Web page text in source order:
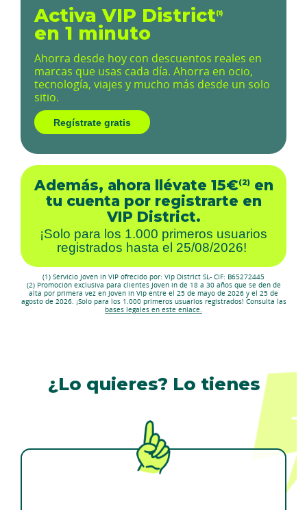
Activa VIP District(1)
en 1 minuto
Ahorra desde hoy con descuentos reales en
marcas que usas cada día. Ahorra en ocio,
tecnología, viajes y mucho más desde un solo
sitio.
Regístrate gratis
Además, ahora llévate 15€(2)en
tu cuenta por registrarte en
VIP District.
¡Solo para los 1.000 primeros usuarios
registrados hasta el 25/08/2026!
(1) Servicio Joven in VIP ofrecido por: Vip District SL- CIF: B65272445
(2) Promoción exclusiva para clientes Joven in de 18 a 30 años que se den de
alta por primera vez en Joven in Vip entre el 25 de mayo de 2026 y el 25 de
agosto de 2026. ¡Solo para los 1.000 primeros usuarios registrados! Consulta las
bases legales en este enlace.
¿Lo quieres? Lo tienes